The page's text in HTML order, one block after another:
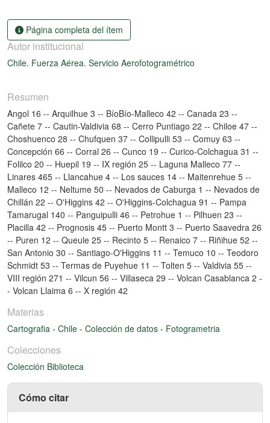
Página completa del ítem
Autor institucional
Chile. Fuerza Aérea. Servicio Aerofotogramétrico
Resumen
Angol 16 -- Arquilhue 3 -- BíoBío-Malleco 42 -- Canada 23 --
Cañete 7 -- Cautin-Valdivia 68 -- Cerro Puntiago 22 -- Chiloe 47 --
Choshuenco 28 -- Chufquen 37 -- Collipulli 53 -- Comuy 63 --
Concepción 66 -- Corral 26 -- Cunco 19 -- Curico-Colchagua 31 --
Folilco 20 -- Huepil 19 -- IX región 25 -- Laguna Malleco 77 --
Linares 465 -- Llancahue 4 -- Los sauces 14 -- Maitenrehue 5 --
Malleco 12 -- Neltume 50 -- Nevados de Caburga 1 -- Nevados de
Chillán 22 -- O'Higgins 42 -- O'Higgins-Colchagua 91 -- Pampa
Tamarugal 140 -- Panguipulli 46 -- Petrohue 1 -- Pilhuen 23 --
Placilla 42 -- Prognosis 45 -- Puerto Montt 3 -- Puerto Saavedra 26
-- Puren 12 -- Queule 25 -- Recinto 5 -- Renaico 7 -- Riñihue 52 --
San Antonio 30 -- Santiago-O'Higgins 11 -- Temuco 10 -- Teodoro
Schmidt 53 -- Termas de Puyehue 11 -- Tolten 5 -- Valdivia 55 --
VIII región 271 -- Vilcun 56 -- Villaseca 29 -- Volcan Casablanca 2 -
- Volcan Llaima 6 -- X región 42
Materias
Cartografia - Chile - Colección de datos - Fotogrametria
Colecciones
Colección Biblioteca
Cómo citar